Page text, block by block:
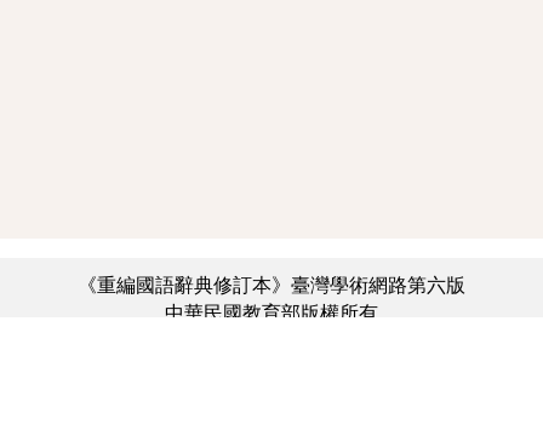
《重編國語辭典修訂本》臺灣學術網路第六版
中華民國教育部版權所有